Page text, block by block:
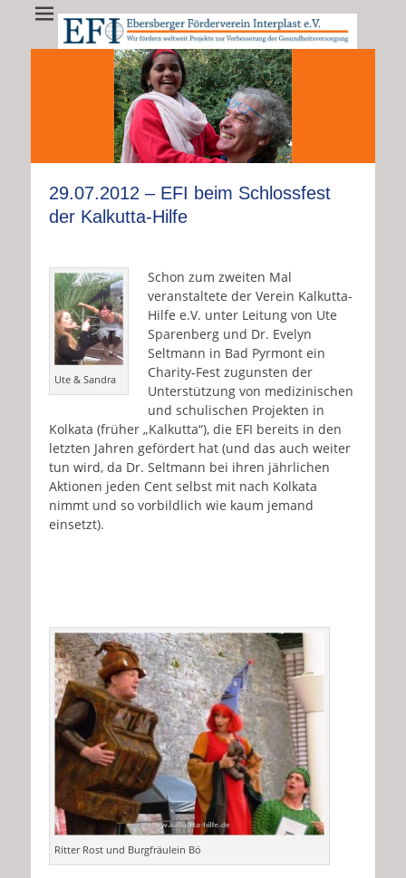
EFI - Ebersberger
Förderverein
Interplast e.V.
EFI e.V. fördert weltweit Projekte zur Verbesserung der
Gesundheitsversorgung
•••••••••••
29.07.2012 – EFI beim Schlossfest
der Kalkutta-Hilfe
Ute & Sandra
Schon zum zweiten Mal
veranstaltete der Verein Kalkutta-
Hilfe e.V. unter Leitung von Ute
Sparenberg und Dr. Evelyn
Seltmann in Bad Pyrmont ein
Charity-Fest zugunsten der
Unterstützung von medizinischen
und schulischen Projekten in
Kolkata (früher „Kalkutta“), die EFI bereits in den
letzten Jahren gefördert hat (und das auch weiter
tun wird, da Dr. Seltmann bei ihren jährlichen
Aktionen jeden Cent selbst mit nach Kolkata
nimmt und so vorbildlich wie kaum jemand
einsetzt).
Ritter Rost und Burgfräulein Bö